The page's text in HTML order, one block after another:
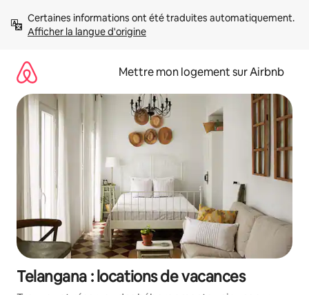
directement
Afficher la langue d'origine
Mettre mon logement sur Airbnb
Telangana : locations de vacances